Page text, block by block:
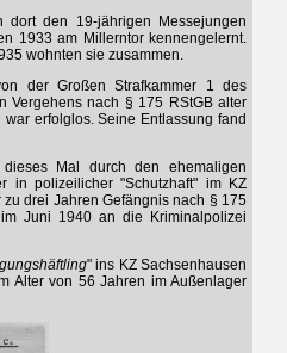
dort den 19-jährigen Messejungen
1933 am Millerntor kennengelernt.
wohnten sie zusammen.
der Großen Strafkammer 1 des
Vergehens nach § 175 RStGB alter
erfolglos. Seine Entlassung fand
Mal durch den ehemaligen
in polizeilicher "Schutzhaft" im KZ
drei Jahren Gefängnis nach § 175
Juni 1940 an die Kriminalpolizei
" ins KZ Sachsenhausen
Alter von 56 Jahren im Außenlager